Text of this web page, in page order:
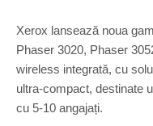
Xerox lansează noua
Phaser 3020, Phaser
wireless integrată, cu
ultra-compact, destinate
cu 5-10 angajați.